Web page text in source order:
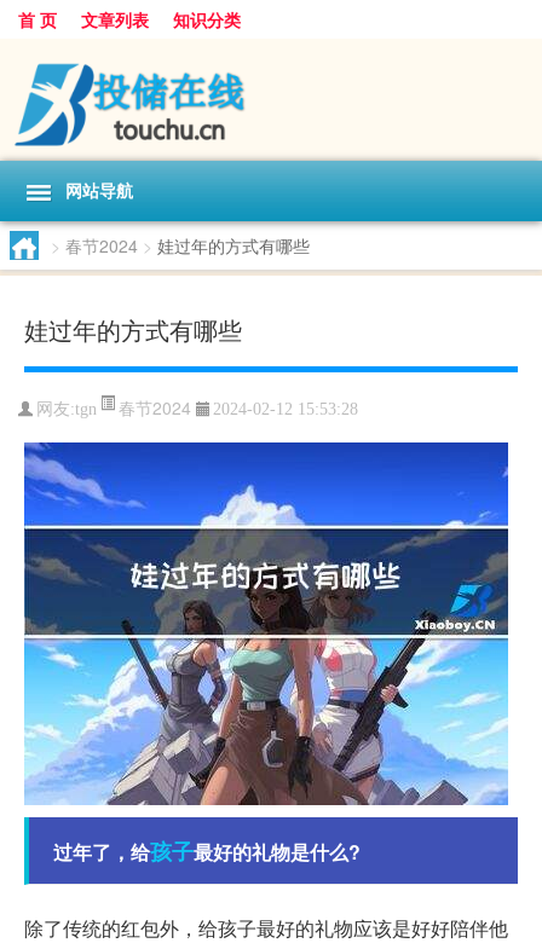
首 页 文章列表 知识分类
网站导航
> 春节2024 > 娃过年的方式有哪些
娃过年的方式有哪些
网友:tgn 春节2024 2024-02-12 15:53:28
过年了，给孩子最好的礼物是什么?
除了传统的红包外，给孩子最好的礼物应该是好好陪伴他